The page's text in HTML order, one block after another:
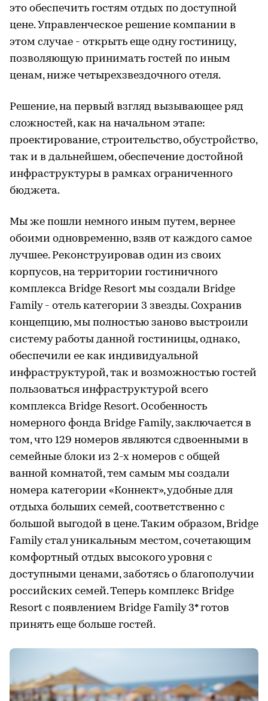
это обеспечить гостям отдых по доступной
цене. Управленческое решение компании в
этом случае - открыть еще одну гостиницу,
позволяющую принимать гостей по иным
ценам, ниже четырехзвездочного отеля.
Решение, на первый взгляд вызывающее ряд
сложностей, как на начальном этапе:
проектирование, строительство, обустройство,
так и в дальнейшем, обеспечение достойной
инфраструктуры в рамках ограниченного
бюджета.
Мы же пошли немного иным путем, вернее
обоими одновременно, взяв от каждого самое
лучшее. Реконструировав один из своих
корпусов, на территории гостиничного
комплекса Bridge Resort мы создали Bridge
Family - отель категории 3 звезды. Сохранив
концепцию, мы полностью заново выстроили
систему работы данной гостиницы, однако,
обеспечили ее как индивидуальной
инфраструктурой, так и возможностью гостей
пользоваться инфраструктурой всего
комплекса Bridge Resort. Особенность
номерного фонда Bridge Family, заключается в
том, что 129 номеров являются сдвоенными в
семейные блоки из 2-х номеров с общей
ванной комнатой, тем самым мы создали
номера категории «Коннект», удобные для
отдыха больших семей, соответственно с
большой выгодой в цене. Таким образом, Bridge
Family стал уникальным местом, сочетающим
комфортный отдых высокого уровня с
доступными ценами, заботясь о благополучии
российских семей. Теперь комплекс Bridge
Resort с появлением Bridge Family 3* готов
принять еще больше гостей.